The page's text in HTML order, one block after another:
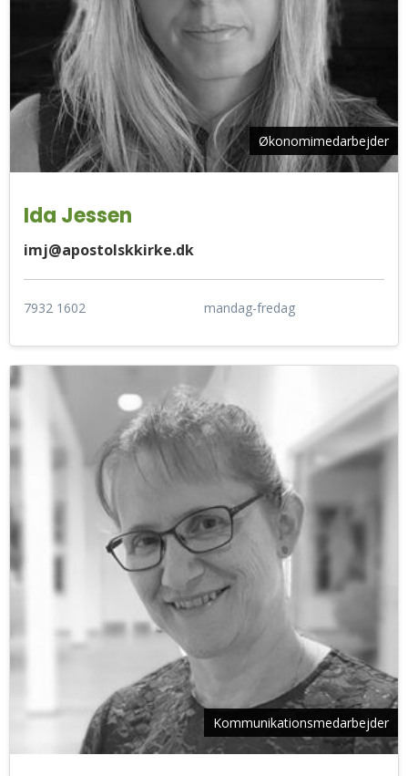
Økonomimedarbejder
Ida Jessen
imj@apostolskkirke.dk
7932 1602 mandag-fredag
Kommunikationsmedarbejder